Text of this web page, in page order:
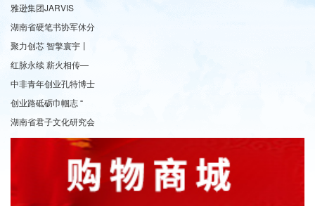
雅逊集团JARVIS
湖南省硬笔书协军休分
聚力创芯 智擎寰宇丨
红脉永续 薪火相传—
中非青年创业孔特博士
创业路砥砺巾帼志 “
湖南省君子文化研究会